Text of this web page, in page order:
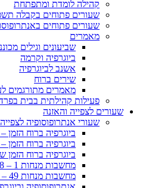
קהילה לומדת ומתפתחת
שעורים פתוחים בקבלה
שעורים פתוחים
מאמרים
שביעונים וגילים
ביוגרפיה וקרמה
אשנב לביוגרפיה
שירים ברוח
מאמרים מתורגמים
פעילות קהילתית בבית
שעורים לצפייה והאזנה
שעורי אנתרופוסופיה לצפייה
ביוגרפיה ברוח הזמן –
ביוגרפיה ברוח הזמן –
ביוגרפיה ברוח הזמן שיעורים
מחשבות מנחות 1 – 48
מחשבות מנחות 49 – היום